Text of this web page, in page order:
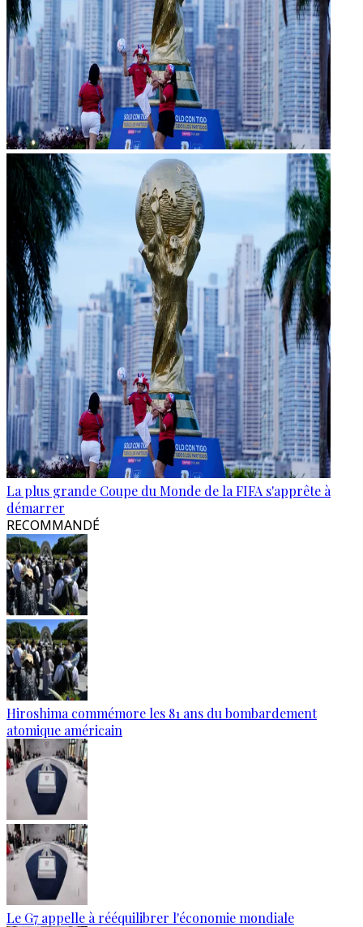
La plus grande Coupe du Monde de la FIFA s'apprête à
démarrer
RECOMMANDÉ
Hiroshima commémore les 81 ans du bombardement
atomique américain
Le G7 appelle à rééquilibrer l'économie mondiale